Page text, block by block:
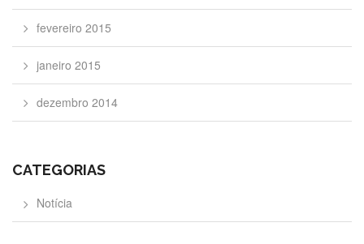
fevereiro 2015
janeiro 2015
dezembro 2014
CATEGORIAS
Notícia